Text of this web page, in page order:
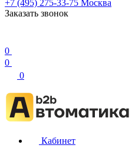
+7 (495) 275-33-75 Москва
Заказать звонок
0
0
0
Кабинет